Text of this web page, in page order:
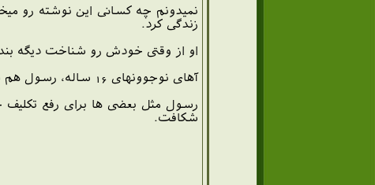
زندگی کرد.
او از وقتی خودش رو شناخت دیگه
آهای نوجوونهای 16 ساله، رسول هم سن شما بود رفت جبهه و تو جبهه مونده‌گار شد.
رسول مثل بعضی ها برای رفع تکلیف
شکافت.